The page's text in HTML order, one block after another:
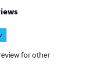
for other